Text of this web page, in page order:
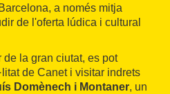
a només mitja
de l'oferta lúdica i cultural
de la gran ciutat, es pot
de Canet i visitar indrets
Domènech i Montaner, un